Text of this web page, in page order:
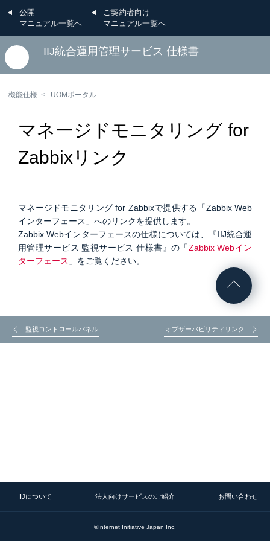
公開
マニュアル一覧へ
ご契約者向け
マニュアル一覧へ
IIJ統合運用管理サービス 仕様書
機能仕様 UOMポータル
マネージドモニタリング for
Zabbixリンク
マネージドモニタリング for Zabbixで提供する「Zabbix Web
インターフェース」へのリンクを提供します。
Zabbix Webインターフェースの仕様については、『IIJ統合運
用管理サービス 監視サービス 仕様書』の「Zabbix Webイン
ターフェース 」をご覧ください。
監視コントロールパネル オブザーバビリティリンク
IIJについて 法人向けサービスのご紹介 お問い合わせ
©Internet Initiative Japan Inc.